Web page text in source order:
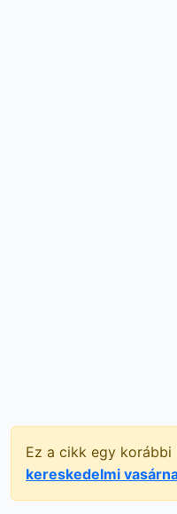
Ez a cikk egy
kereskedelmi